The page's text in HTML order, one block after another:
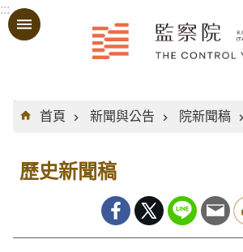
跳到主要內容區塊
:::
:::
首頁
新聞與公告 院新聞稿
歷史新聞稿